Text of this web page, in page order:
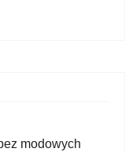
modowych